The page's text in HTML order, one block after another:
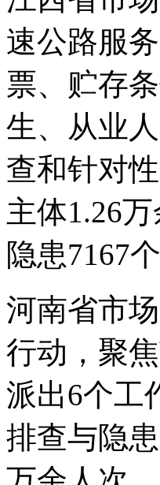
速公路服
票、贮存
生、从业
查和针对
主体1.26
隐患7167个
河南省市
行动，聚
派出6个工
排查与隐